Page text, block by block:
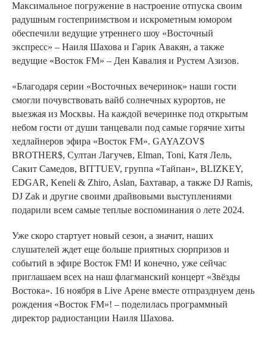
Максимальное погружение в настроение отпуска своим
радушным гостеприимством и искрометным юмором
обеспечили ведущие утреннего шоу «Восточный
экспресс» – Наиля Шахова и Гарик Авакян, а также
ведущие «Восток FM» – Ден Кавалия и Рустем Азизов.
«Благодаря серии «Восточных вечеринок» наши гости
смогли почувствовать вайб солнечных курортов, не
выезжая из Москвы. На каждой вечеринке под открытым
небом гости от души танцевали под самые горячие хиты
хедлайнеров эфира «Восток FM». GAYAZOV$
BROTHER$, Султан Лагучев, Elman, Toni, Катя Лель,
Сакит Самедов, BITTUEV, группа «Тайпан», BLIZKEY,
EDGAR, Keneli & Zhiro, Aslan, Бахтавар, а также DJ Ramis,
DJ Zak и другие своими драйвовыми выступлениями
подарили всем самые теплые воспоминания о лете 2024.
Уже скоро стартует новый сезон, а значит, наших
слушателей ждет еще больше приятных сюрпризов и
событий в эфире Восток FM! И конечно, уже сейчас
приглашаем всех на наш флагманский концерт «Звёзды
Востока». 16 ноября в Live Арене вместе отпразднуем день
рождения «Восток FM»! – поделилась программный
директор радиостанции Наиля Шахова.